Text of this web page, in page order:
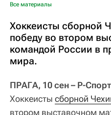
Все материалы
Хоккеисты сборной
победу во втором
командой России в
мира.
ПРАГА, 10 сен – Р-
Хоккеисты сборной
втором выставочном